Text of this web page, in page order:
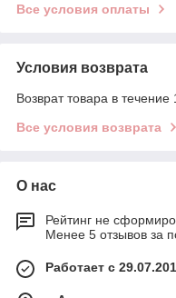
Все условия оплаты
Условия возврата
Возврат товара в
Все условия возврата
О нас
Рейтинг не
Менее 5 отзывов за
Работает с